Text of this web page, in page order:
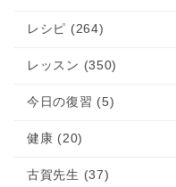
レシピ (264)
レッスン (350)
今日の復習 (5)
健康 (20)
古賀先生 (37)